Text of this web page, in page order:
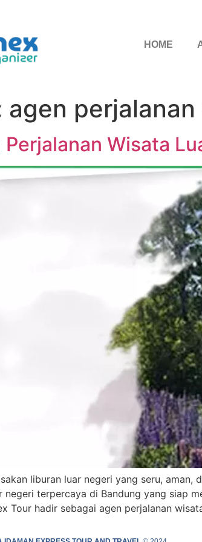
HOME
agen
Perjalanan Wisata
liburan luar negeri yang seru, aman,
negeri terpercaya di Bandung yang siap
Tour hadir sebagai agen perjalanan